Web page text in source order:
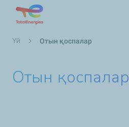
Breadcrumb
Үй Отын қоспалар
Отын қоспалар